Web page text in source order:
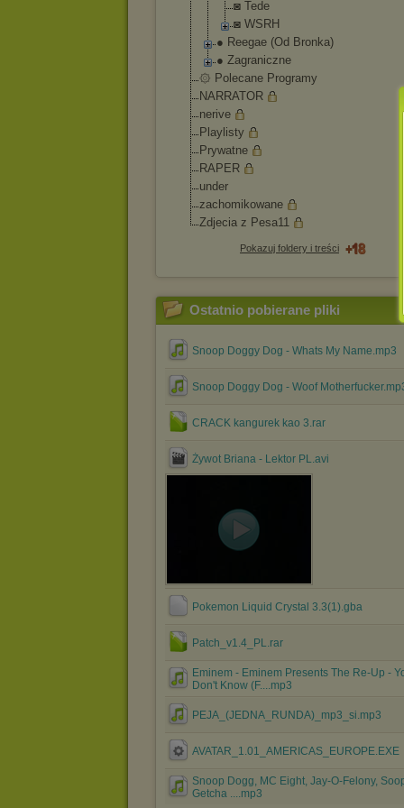
◙ Tede
◙ WSRH
● Reegae (Od Bronka)
● Zagraniczne
۞ Polecane Programy
NARRATOR
nerive
Playlisty
Prywatne
RAPER
under
zachomikowane
Zdjecia z Pesa11
Pokazuj foldery i treści
Ostatnio pobierane pliki
Snoop Doggy Dog - Whats My Name.mp3
Snoop Doggy Dog - Woof
CRACK kangurek kao 3.rar
Żywot Briana - Lektor PL.avi
Pokemon Liquid Crystal 3.3(1).gba
Patch_v1.4_PL.rar
Eminem - Eminem Presents The Re-Up -
Don't Know (F....mp3
PEJA_(JEDNA_RUNDA)_mp3_si.mp3
AVATAR_1.01_AMERICAS_EUROPE.EXE
Snoop Dogg, MC Eight, Jay-O-Felony,
Getcha ....mp3